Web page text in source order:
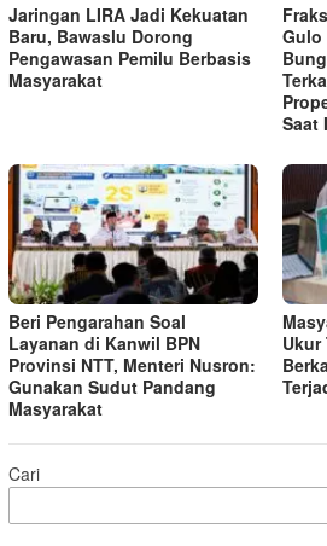
Jaringan LIRA Jadi Kekuatan
Baru, Bawaslu Dorong
Pengawasan Pemilu Berbasis
Masyarakat
Gulo
Saat
Beri Pengarahan Soal
Layanan di Kanwil BPN
Provinsi NTT, Menteri Nusron:
Gunakan Sudut Pandang
Masyarakat
Ukur
Cari